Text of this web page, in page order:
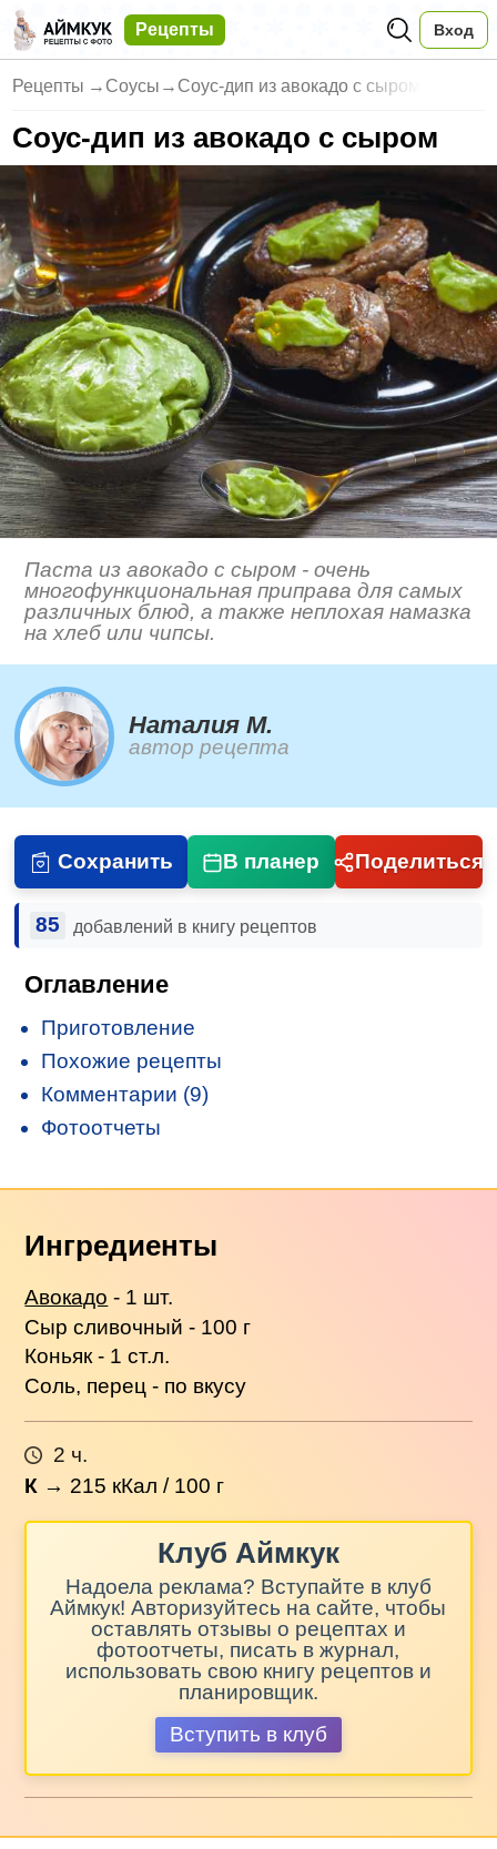
Рецепты Вход
Рецепты → Соусы → Соус-дип из авокадо с сыром
Соус-дип из авокадо с сыром
Паста из авокадо с сыром - очень
многофункциональная приправа для самых
различных блюд, а также неплохая намазка
на хлеб или чипсы.
Наталия М.
автор рецепта
Сохранить В планер Поделиться
85 добавлений в книгу рецептов
Оглавление
Приготовление
Похожие рецепты
Комментарии (9)
Фотоотчеты
Ингредиенты
Авокадо - 1 шт.
Сыр сливочный - 100 г
Коньяк - 1 ст.л.
Соль, перец - по вкусу
2 ч.
К → 215 кКал / 100 г
Клуб Аймкук
Надоела реклама? Вступайте в клуб
Аймкук! Авторизуйтесь на сайте, чтобы
оставлять отзывы о рецептах и
фотоотчеты, писать в журнал,
использовать свою книгу рецептов и
планировщик.
Вступить в клуб